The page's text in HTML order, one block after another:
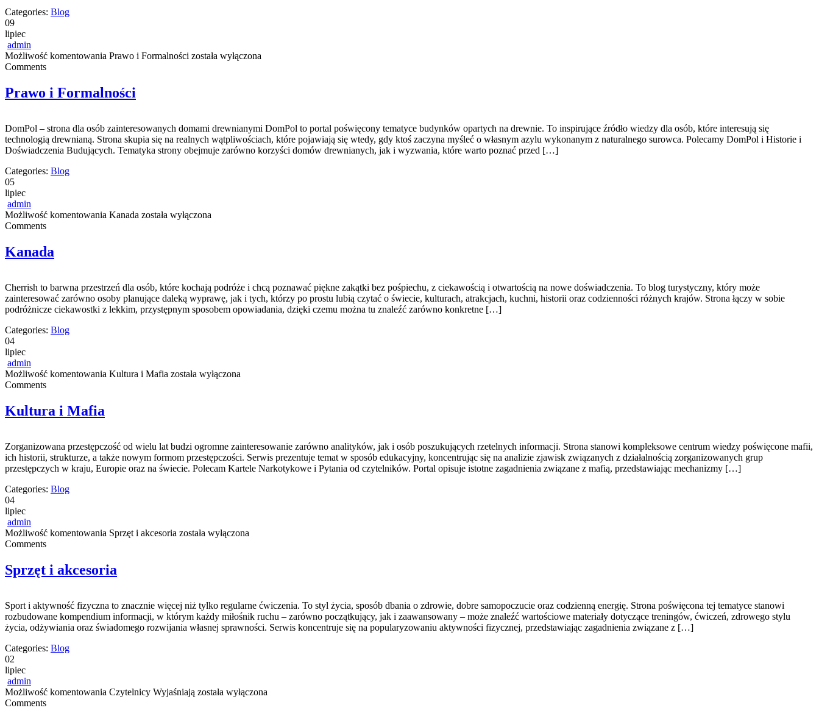
Categories: Blog
09
lipiec
admin
Możliwość komentowania Prawo i Formalności została wyłączona
Comments
Prawo i Formalności
DomPol – strona dla osób zainteresowanych domami drewnianymi DomPol to portal poświęcony tematyce budynków opartych na drewnie. To inspirujące źródło wiedzy dla osób, które interesują się
technologią drewnianą. Strona skupia się na realnych wątpliwościach, które pojawiają się wtedy, gdy ktoś zaczyna myśleć o własnym azylu wykonanym z naturalnego surowca. Polecamy DomPol i Historie i
Doświadczenia Budujących. Tematyka strony obejmuje zarówno korzyści domów drewnianych, jak i wyzwania, które warto poznać przed […]
Categories: Blog
05
lipiec
admin
Możliwość komentowania Kanada została wyłączona
Comments
Kanada
Cherrish to barwna przestrzeń dla osób, które kochają podróże i chcą poznawać piękne zakątki bez pośpiechu, z ciekawością i otwartością na nowe doświadczenia. To blog turystyczny, który może
zainteresować zarówno osoby planujące daleką wyprawę, jak i tych, którzy po prostu lubią czytać o świecie, kulturach, atrakcjach, kuchni, historii oraz codzienności różnych krajów. Strona łączy w sobie
podróżnicze ciekawostki z lekkim, przystępnym sposobem opowiadania, dzięki czemu można tu znaleźć zarówno konkretne […]
Categories: Blog
04
lipiec
admin
Możliwość komentowania Kultura i Mafia została wyłączona
Comments
Kultura i Mafia
Zorganizowana przestępczość od wielu lat budzi ogromne zainteresowanie zarówno analityków, jak i osób poszukujących rzetelnych informacji. Strona stanowi kompleksowe centrum wiedzy poświęcone mafii,
ich historii, strukturze, a także nowym formom przestępczości. Serwis prezentuje temat w sposób edukacyjny, koncentrując się na analizie zjawisk związanych z działalnością zorganizowanych grup
przestępczych w kraju, Europie oraz na świecie. Polecam Kartele Narkotykowe i Pytania od czytelników. Portal opisuje istotne zagadnienia związane z mafią, przedstawiając mechanizmy […]
Categories: Blog
04
lipiec
admin
Możliwość komentowania Sprzęt i akcesoria została wyłączona
Comments
Sprzęt i akcesoria
Sport i aktywność fizyczna to znacznie więcej niż tylko regularne ćwiczenia. To styl życia, sposób dbania o zdrowie, dobre samopoczucie oraz codzienną energię. Strona poświęcona tej tematyce stanowi
rozbudowane kompendium informacji, w którym każdy miłośnik ruchu – zarówno początkujący, jak i zaawansowany – może znaleźć wartościowe materiały dotyczące treningów, ćwiczeń, zdrowego stylu
życia, odżywiania oraz świadomego rozwijania własnej sprawności. Serwis koncentruje się na popularyzowaniu aktywności fizycznej, przedstawiając zagadnienia związane z […]
Categories: Blog
02
lipiec
admin
Możliwość komentowania Czytelnicy Wyjaśniają została wyłączona
Comments